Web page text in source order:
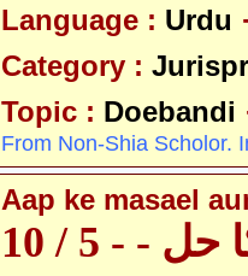
Language : Urdu
Category :
Topic : Doebandi
From Non-Shia Scholor.
Aap ke masael
- - 5 / 10